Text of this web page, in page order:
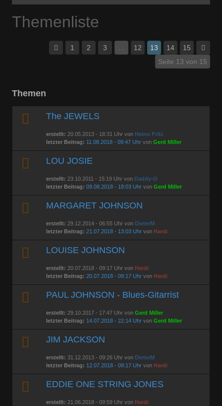
Themenliste
1 2 3 12 13 14
15
Seite 13 von 15
Themen
The JEWELS
erstellt: 20.05.2013 - 18:31 Uhr von Heino Fritz
letzter Beitrag: 11.08.2018 - 09:47 Uhr vonGerd Miller
LOU JOSIE
erstellt: 23.10.2011 - 15:19 Uhr von Daddy-O
letzter Beitrag: 09.08.2018 - 18:03 Uhr vonGerd Miller
MARGARET JOHNSON
erstellt: 29.12.2014 - 06:55 Uhr von DieterM
letzter Beitrag: 21.07.2018 - 13:03 Uhr von Hardi
LOUISE JOHNSON
erstellt: 20.07.2018 - 09:17 Uhr von Hardi
letzter Beitrag: 20.07.2018 - 09:17 Uhr von Hardi
PAUL JOHNSON - Blues-Gitarrist
erstellt: 29.10.2017 - 17:47 Uhr vonGerd Miller
letzter Beitrag: 14.07.2018 - 22:14 Uhr vonGerd Miller
JIM JACKSON
erstellt: 31.12.2013 - 09:26 Uhr von DieterM
letzter Beitrag: 12.07.2018 - 09:17 Uhr von Hardi
EDDIE ONE STRING JONES
erstellt: 21.06.2018 - 09:59 Uhr von Hardi